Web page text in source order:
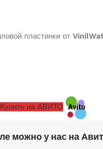
пластинки от
Купить на АВИТО
можно у нас на